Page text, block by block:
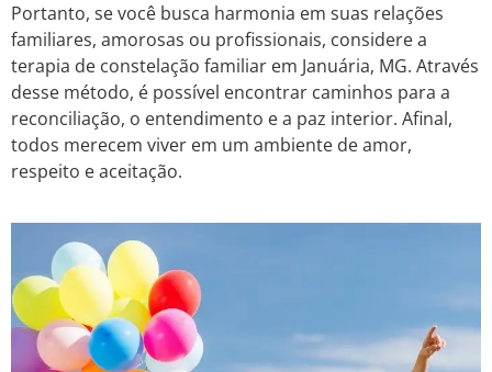
Portanto, se você busca harmonia em suas relações
familiares, amorosas ou profissionais, considere a
terapia de constelação familiar em Januária, MG. Através
desse método, é possível encontrar caminhos para a
reconciliação, o entendimento e a paz interior. Afinal,
todos merecem viver em um ambiente de amor,
respeito e aceitação.